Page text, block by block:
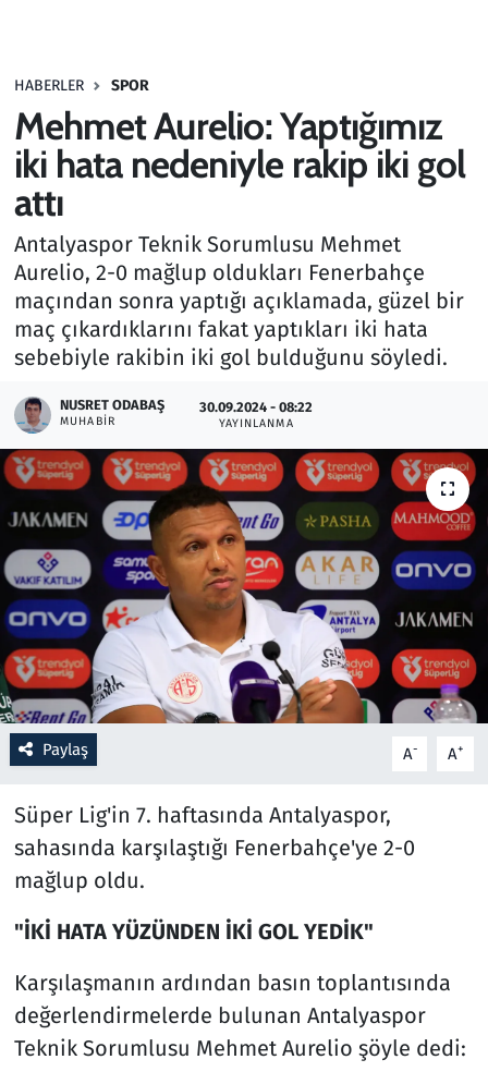
HABERLER SPOR
Mehmet Aurelio: Yaptığımız
iki hata nedeniyle rakip iki gol
attı
Antalyaspor Teknik Sorumlusu Mehmet
Aurelio, 2-0 mağlup oldukları Fenerbahçe
maçından sonra yaptığı açıklamada, güzel bir
maç çıkardıklarını fakat yaptıkları iki hata
sebebiyle rakibin iki gol bulduğunu söyledi.
NUSRET ODABAŞ
MUHABIR
30.09.2024 - 08:22
YAYINLANMA
Paylaş A- A+
Süper Lig'in 7. haftasında Antalyaspor,
sahasında karşılaştığı Fenerbahçe'ye 2-0
mağlup oldu.
"İKİ HATA YÜZÜNDEN İKİ GOL YEDİK"
Karşılaşmanın ardından basın toplantısında
değerlendirmelerde bulunan Antalyaspor
Teknik Sorumlusu Mehmet Aurelio şöyle dedi:
Haber
Kültür Sanat
Lezzet Durağı
Memur ve Kamu
Otomobil
Oyun
Ramazan
Resmi İlanlar
Rüya Tabirleri
Sağlık
Savunma Sanayi
Seçim 2023
Spor
Teknoloji ve Bilim
Televizyon